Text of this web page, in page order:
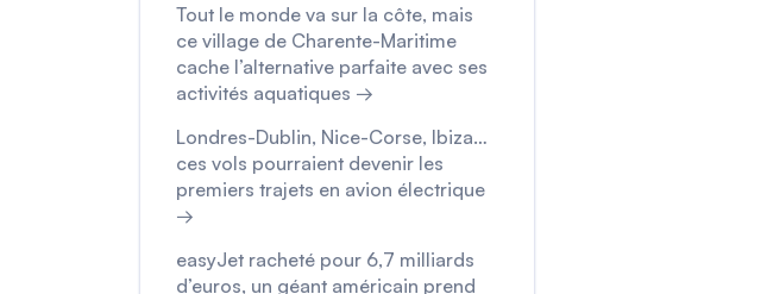
Tout le monde va sur la côte, mais
ce village de Charente-Maritime
cache l’alternative parfaite avec ses
activités aquatiques →
Londres-Dublin, Nice-Corse, Ibiza…
ces vols pourraient devenir les
premiers trajets en avion électrique
→
easyJet racheté pour 6,7 milliards
d’euros, un géant américain prend